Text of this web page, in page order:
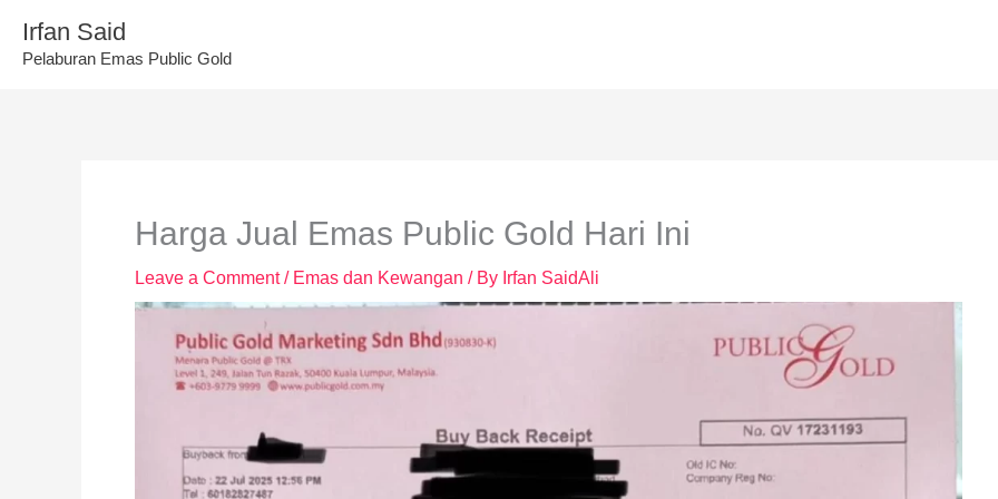
Irfan Said
Pelaburan Emas Public Gold
Harga Jual Emas Public Gold Hari Ini
Leave a Comment / Emas dan Kewangan / By Irfan SaidAli